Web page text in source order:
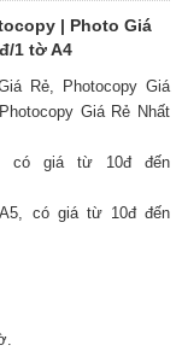
| Photo Giá
1 tờ A4
Rẻ, Photocopy Giá
Giá Rẻ Nhất
có giá từ 10đ đến
có giá từ 10đ đến